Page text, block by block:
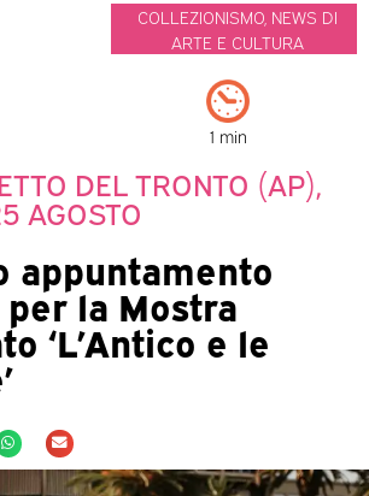
COLLEZIONISMO, NEWS DI
ARTE E CULTURA
1 min
DEL TRONTO (AP),
AGOSTO
appuntamento
la Mostra
‘L’Antico e le